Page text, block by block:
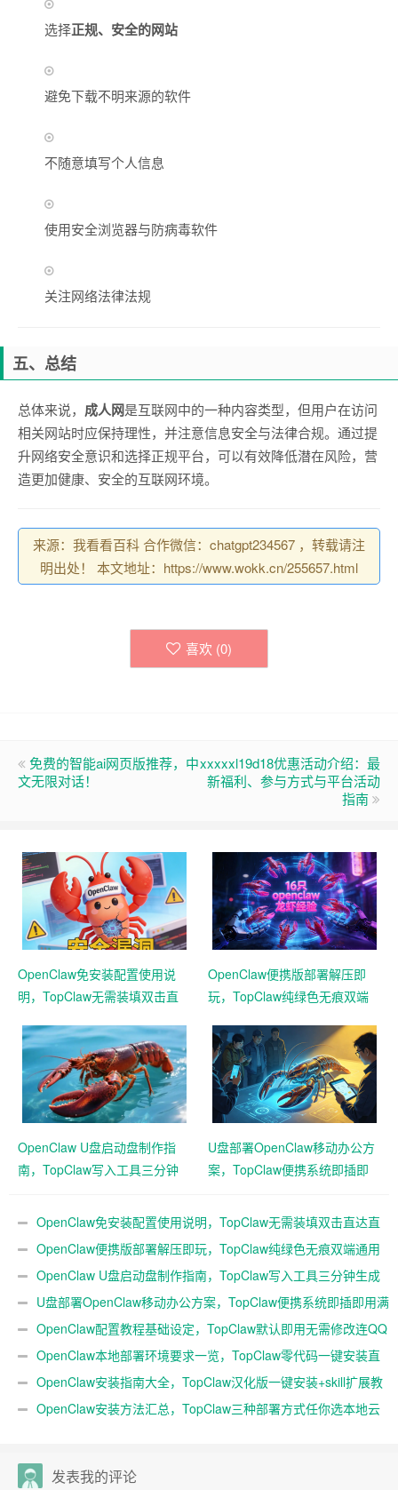
选择正规、安全的网站
避免下载不明来源的软件
不随意填写个人信息
使用安全浏览器与防病毒软件
关注网络法律法规
五、总结
总体来说， 成人网是互联网中的一种内容类型，但用户在访问
相关网站时应保持理性，并注意信息安全与法律合规。通过提
升网络安全意识和选择正规平台，可以有效降低潜在风险，营
造更加健康、安全的互联网环境。
来源：我看看百科 合作微信：chatgpt234567 ，转载请注
明出处！ 本文地址：https://www.wokk.cn/255657.html
喜欢 (0)
免费的智能ai网页版推荐，中
文无限对话！
xxxxxl19d18优惠活动介绍：最
新福利、参与方式与平台活动
指南
OpenClaw免安装配置使用说
明，TopClaw无需装填双击直
OpenClaw便携版部署解压即
玩，TopClaw纯绿色无痕双端
OpenClaw U盘启动盘制作指
南，TopClaw写入工具三分钟
U盘部署OpenClaw移动办公方
案，TopClaw便携系统即插即
OpenClaw免安装配置使用说明，TopClaw无需装填双击直达直
连飞书OpenClaw便携版部署解压即玩，TopClaw纯绿色无痕双端通用
免费满血
OpenClaw U盘启动盘制作指南，TopClaw写入工具三分钟生成
随身AIU盘部署OpenClaw移动办公方案，TopClaw便携系统即插即用满
血开箱OpenClaw配置教程基础设定，TopClaw默认即用无需修改连QQ
微信OpenClaw本地部署环境要求一览，TopClaw零代码一键安装直
连微信教程
OpenClaw安装指南大全，TopClaw汉化版一键安装+skill扩展教
程 OpenClaw安装方法汇总，TopClaw三种部署方式任你选本地云
发表我的评论